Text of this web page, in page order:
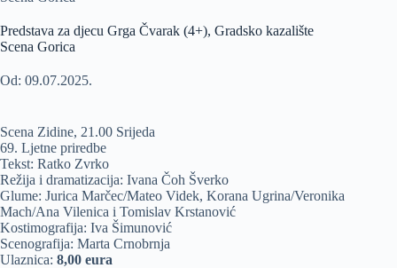
Predstava za djecu Grga Čvarak (4+), Gradsko kazalište
Scena Gorica
Od: 09.07.2025.
Scena Zidine, 21.00 Srijeda
69. Ljetne priredbe
Tekst: Ratko Zvrko
Režija i dramatizacija: Ivana Čoh Šverko
Glume: Jurica Marčec/Mateo Videk, Korana Ugrina/Veronika
Mach/Ana Vilenica i Tomislav Krstanović
Kostimografija: Iva Šimunović
Scenografija: Marta Crnobrnja
Ulaznica: 8,00 eura